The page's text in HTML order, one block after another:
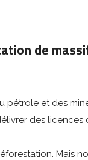
de
pétrole et des
des licences
Mais